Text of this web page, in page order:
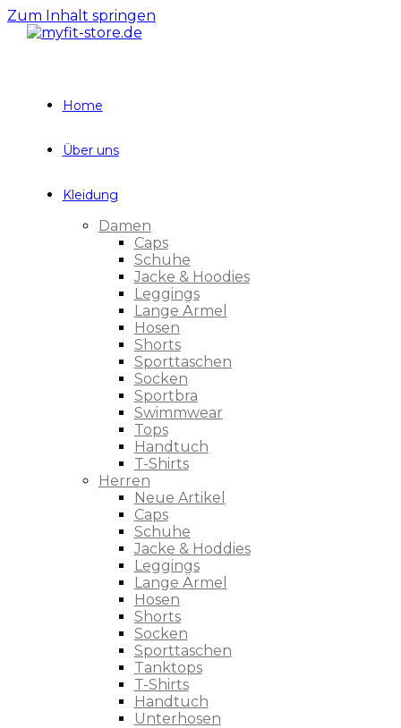
Zum Inhalt springen
Home
Über uns
Kleidung
Damen
Caps
Schuhe
Jacke & Hoodies
Leggings
Lange Ärmel
Hosen
Shorts
Sporttaschen
Socken
Sportbra
Swimmwear
Tops
Handtuch
T-Shirts
Herren
Neue Artikel
Caps
Schuhe
Jacke & Hoddies
Leggings
Lange Ärmel
Hosen
Shorts
Socken
Sporttaschen
Tanktops
T-Shirts
Handtuch
Unterhosen